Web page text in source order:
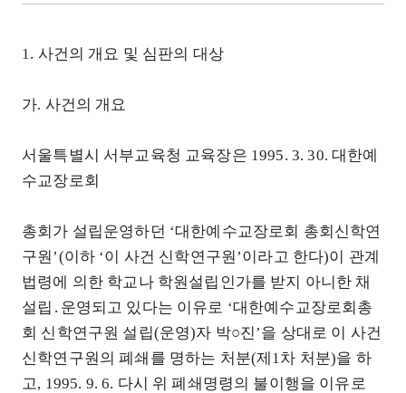
1. 사건의 개요 및 심판의 대상
가. 사건의 개요
서울특별시 서부교육청 교육장은 1995. 3. 30. 대한예
수교장로회
총회가 설립운영하던 ‘대한예수교장로회 총회신학연
구원’(이하 ‘이 사건 신학연구원’이라고 한다)이 관계
법령에 의한 학교나 학원설립인가를 받지 아니한 채
설립․운영되고 있다는 이유로 ‘대한예수교장로회총
회 신학연구원 설립(운영)자 박○진’을 상대로 이 사건
신학연구원의 폐쇄를 명하는 처분(제1차 처분)을 하
고, 1995. 9. 6. 다시 위 폐쇄명령의 불이행을 이유로